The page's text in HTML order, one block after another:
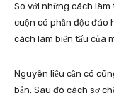
So với những cách
cuộn có phần độc đáo
cách làm biến tấu của
Nguyên liệu cần có
bản. Sau đó cách sơ